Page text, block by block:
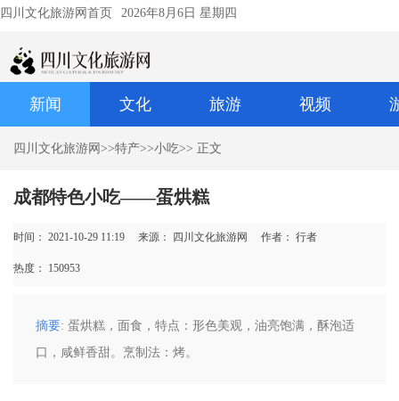
四川文化旅游网首页 2026年8月6日 星期四
新闻 文化 旅游 视频
四川文化旅游网 >>特产>>小吃>> 正文
成都特色小吃——蛋烘糕
时间： 2021-10-29 11:19 来源： 四川文化旅游网 作者： 行者
热度： 150953
摘要: 蛋烘糕，面食，特点：形色美观，油亮饱满，酥泡适
口，咸鲜香甜。烹制法：烤。